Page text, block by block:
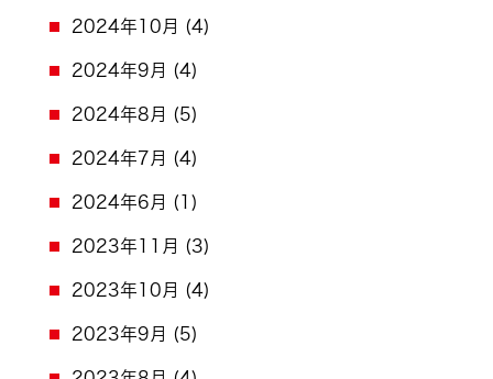
2024年10月 (4)
2024年9月 (4)
2024年8月 (5)
2024年7月 (4)
2024年6月 (1)
2023年11月 (3)
2023年10月 (4)
2023年9月 (5)